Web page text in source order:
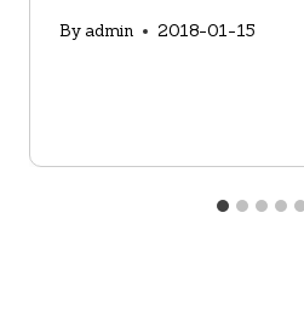
By admin 2018-01-15